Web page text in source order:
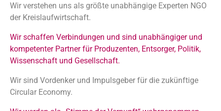
Wir verstehen uns als größte unabhängige Experten NGO
der Kreislaufwirtschaft.
Wir schaffen Verbindungen und sind unabhängiger und
kompetenter Partner für Produzenten, Entsorger, Politik,
Wissenschaft und Gesellschaft.
Wir sind Vordenker und Impulsgeber für die zukünftige
Circular Economy.